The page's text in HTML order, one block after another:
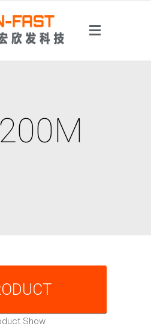
侧边菜单
Show